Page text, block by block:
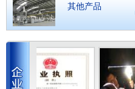
其他产品